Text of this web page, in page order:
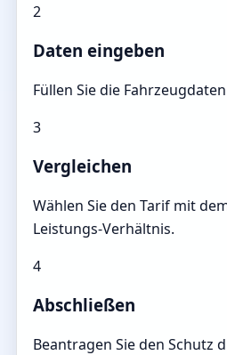
2
Daten eingeben
Füllen Sie die
3
Vergleichen
Wählen Sie den Tarif mit
Leistungs-Verhältnis.
4
Abschließen
Beantragen Sie den Schutz